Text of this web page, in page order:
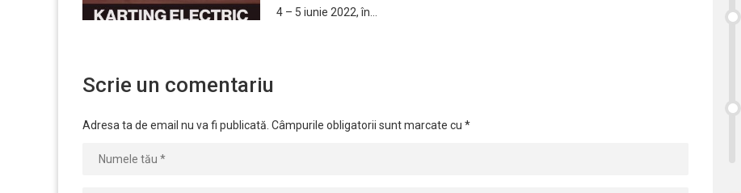
4 – 5 iunie 2022, în…
Scrie un comentariu
Adresa ta de email nu va fi publicată. Câmpurile obligatorii sunt marcate cu *